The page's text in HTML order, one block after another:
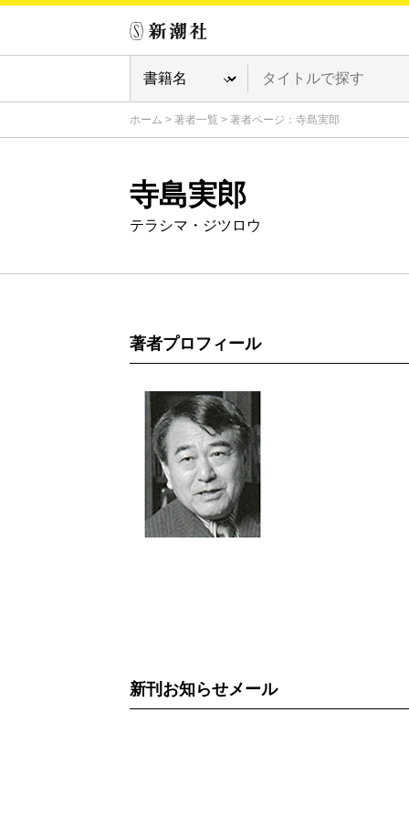
ホーム > 著者一覧 > 著者ページ：寺島実郎
寺島実郎
テラシマ・ジツロウ
著者プロフィール
新刊お知らせメール